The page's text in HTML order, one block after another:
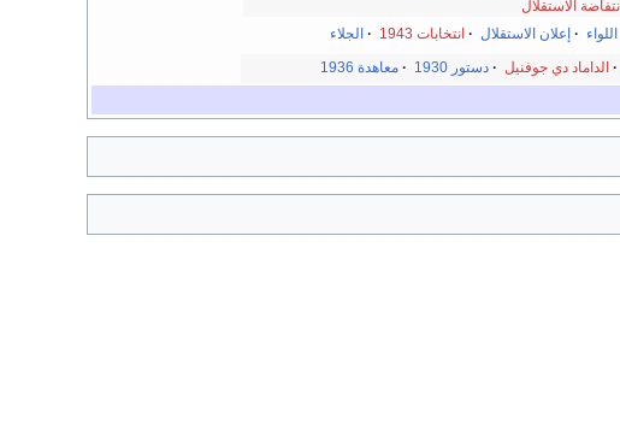
الاستقلال
· إعلان الاستقلال · انتخابات 1943 · الجلاء
· الداماد دي جوفنيل · دستور 1930 · معاهدة 1936